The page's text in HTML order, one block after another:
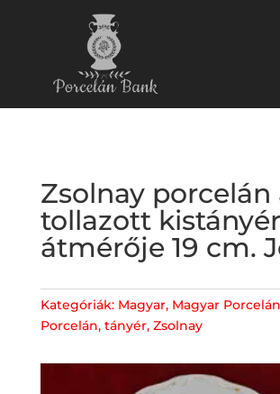
Zsolnay porcelán
tollazott
átmérője 19 cm.
Kategóriák: Magyar, Magyar
Porcelán, tányér, Zsolnay